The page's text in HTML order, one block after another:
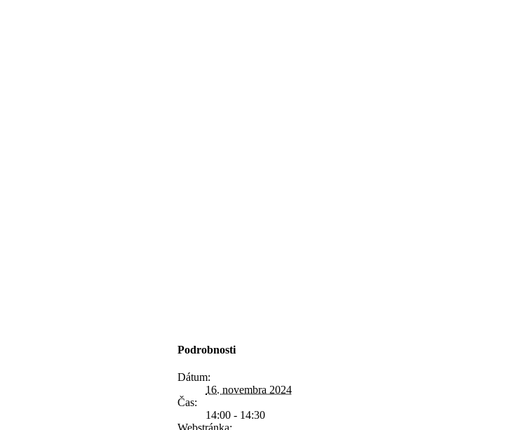
Podrobnosti
Dátum:
16. novembra 2024
Čas:
14:00 - 14:30